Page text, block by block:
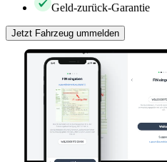
Geld-zurück-Garantie
Jetzt Fahrzeug ummelden